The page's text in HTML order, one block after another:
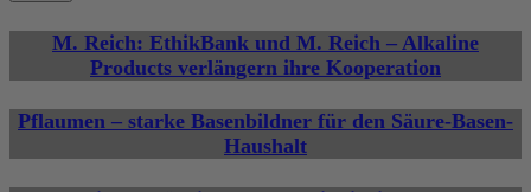
M. Reich: EthikBank und M. Reich – Alkaline
Products verlängern ihre Kooperation
Pflaumen – starke Basenbildner für den Säure-Basen-
Haushalt